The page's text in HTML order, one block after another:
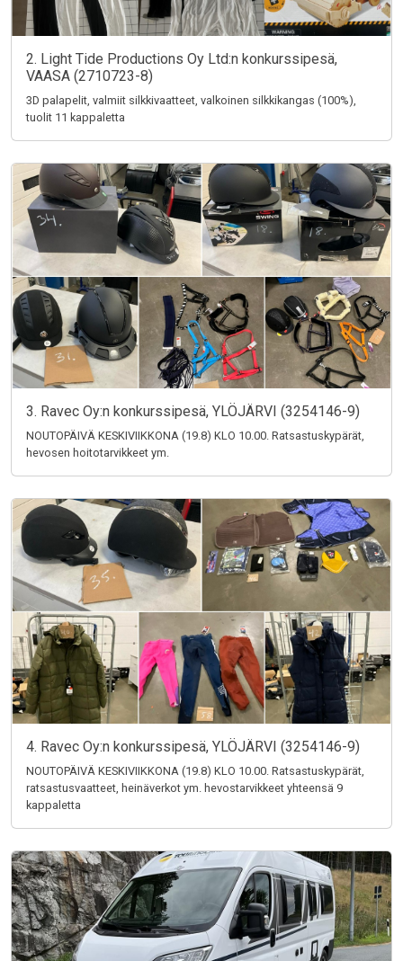
2. Light Tide Productions Oy Ltd:n konkurssipesä,
VAASA (2710723-8)
3D palapelit, valmiit silkkivaatteet, valkoinen silkkikangas (100%),
tuolit 11 kappaletta
3. Ravec Oy:n konkurssipesä, YLÖJÄRVI (3254146-9)
NOUTOPÄIVÄ KESKIVIIKKONA (19.8) KLO 10.00. Ratsastuskypärät,
hevosen hoitotarvikkeet ym.
4. Ravec Oy:n konkurssipesä, YLÖJÄRVI (3254146-9)
NOUTOPÄIVÄ KESKIVIIKKONA (19.8) KLO 10.00. Ratsastuskypärät,
ratsastusvaatteet, heinäverkot ym. hevostarvikkeet yhteensä 9
kappaletta